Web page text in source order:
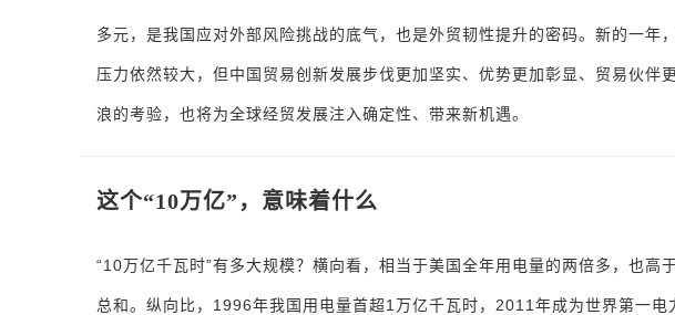
多元，是我国应对外部风险挑战的底气，也是外贸韧性提升的密码。新的一年
压力依然较大，但中国贸易创新发展步伐更加坚实、优势更加彰显、贸易伙伴
浪的考验，也将为全球经贸发展注入确定性、带来新机遇。
这个“10万亿”，意味着什么
“10万亿千瓦时”有多大规模？横向看，相当于美国全年用电量的两倍多，也高
总和。纵向比，1996年我国用电量首超1万亿千瓦时，2011年成为世界第一